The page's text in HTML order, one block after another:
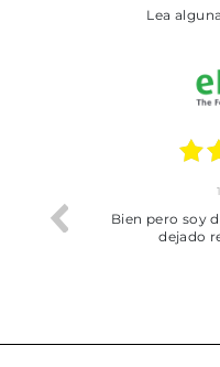
Lea algunas de las opiniones
trobat
Bien pero soy
dejado